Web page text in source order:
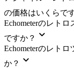
の価格はいくらで
Echometerのレト
ですか？
Echometerのレト
か？